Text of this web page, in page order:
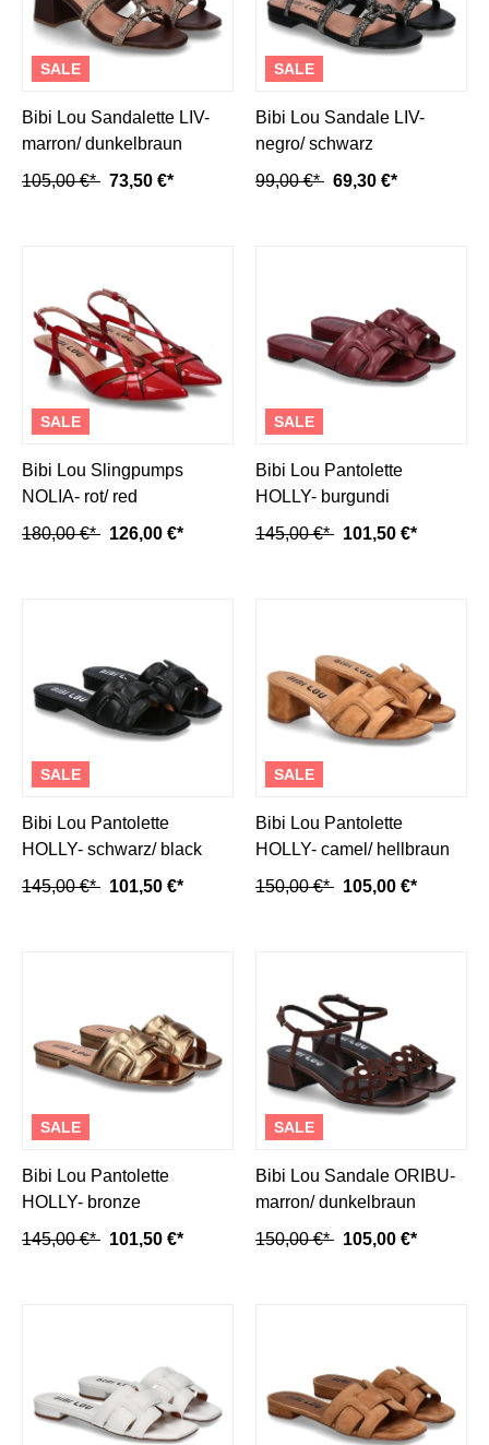
SALE
Bibi Lou Sandalette LIV-
marron/ dunkelbraun
105,00 €* 73,50 €*
SALE
Bibi Lou Sandale LIV-
negro/ schwarz
99,00 €* 69,30 €*
SALE
Bibi Lou Slingpumps
NOLIA- rot/ red
180,00 €* 126,00 €*
SALE
Bibi Lou Pantolette
HOLLY- burgundi
145,00 €* 101,50 €*
SALE
Bibi Lou Pantolette
HOLLY- schwarz/ black
145,00 €* 101,50 €*
SALE
Bibi Lou Pantolette
HOLLY- camel/ hellbraun
150,00 €* 105,00 €*
SALE
Bibi Lou Pantolette
HOLLY- bronze
145,00 €* 101,50 €*
SALE
Bibi Lou Sandale ORIBU-
marron/ dunkelbraun
150,00 €* 105,00 €*